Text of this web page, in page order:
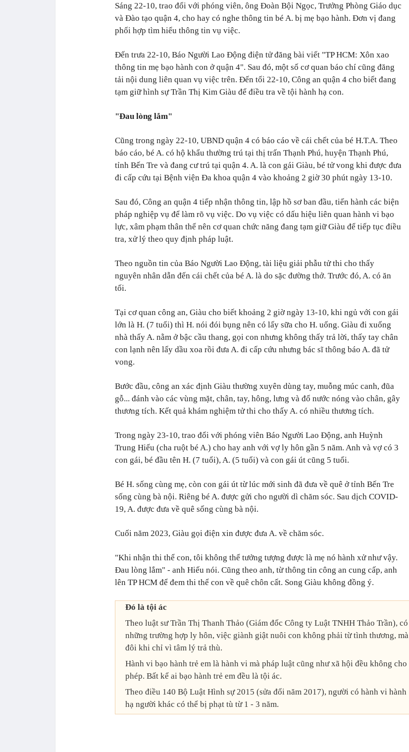
Sáng 22-10, trao đổi với phóng viên, ông Đoàn Bội Ngọc, Trưởng Phòng Giáo dục
và Đào tạo quận 4, cho hay có nghe thông tin bé A. bị mẹ bạo hành. Đơn vị đang
phối hợp tìm hiểu thông tin vụ việc.
Đến trưa 22-10, Báo Người Lao Động điện tử đăng bài viết "TP HCM: Xôn xao
thông tin mẹ bạo hành con ở quận 4". Sau đó, một số cơ quan báo chí cũng đăng
tải nội dung liên quan vụ việc trên. Đến tối 22-10, Công an quận 4 cho biết đang
tạm giữ hình sự Trần Thị Kim Giàu để điều tra về tội hành hạ con.
"Đau lòng lắm"
Cũng trong ngày 22-10, UBND quận 4 có báo cáo về cái chết của bé H.T.A. Theo
báo cáo, bé A. có hộ khẩu thường trú tại thị trấn Thạnh Phú, huyện Thạnh Phú,
tỉnh Bến Tre và đang cư trú tại quận 4. A. là con gái Giàu, bé tử vong khi được đưa
đi cấp cứu tại Bệnh viện Đa khoa quận 4 vào khoảng 2 giờ 30 phút ngày 13-10.
Sau đó, Công an quận 4 tiếp nhận thông tin, lập hồ sơ ban đầu, tiến hành các biện
pháp nghiệp vụ để làm rõ vụ việc. Do vụ việc có dấu hiệu liên quan hành vi bạo
lực, xâm phạm thân thể nên cơ quan chức năng đang tạm giữ Giàu để tiếp tục điều
tra, xử lý theo quy định pháp luật.
Theo nguồn tin của Báo Người Lao Động, tài liệu giải phẫu tử thi cho thấy
nguyên nhân dẫn đến cái chết của bé A. là do sặc đường thở. Trước đó, A. có ăn
tối.
Tại cơ quan công an, Giàu cho biết khoảng 2 giờ ngày 13-10, khi ngủ với con gái
lớn là H. (7 tuổi) thì H. nói đói bụng nên có lấy sữa cho H. uống. Giàu đi xuống
nhà thấy A. nằm ở bậc cầu thang, gọi con nhưng không thấy trả lời, thấy tay chân
con lạnh nên lấy dầu xoa rồi đưa A. đi cấp cứu nhưng bác sĩ thông báo A. đã tử
vong.
Bước đầu, công an xác định Giàu thường xuyên dùng tay, muỗng múc canh, đũa
gỗ... đánh vào các vùng mặt, chân, tay, hông, lưng và đổ nước nóng vào chân, gây
thương tích. Kết quả khám nghiệm tử thi cho thấy A. có nhiều thương tích.
Trong ngày 23-10, trao đổi với phóng viên Báo Người Lao Động, anh Huỳnh
Trung Hiếu (cha ruột bé A.) cho hay anh với vợ ly hôn gần 5 năm. Anh và vợ có 3
con gái, bé đầu tên H. (7 tuổi), A. (5 tuổi) và con gái út cũng 5 tuổi.
Bé H. sống cùng mẹ, còn con gái út từ lúc mới sinh đã đưa về quê ở tỉnh Bến Tre
sống cùng bà nội. Riêng bé A. được gửi cho người dì chăm sóc. Sau dịch COVID-
19, A. được đưa về quê sống cùng bà nội.
Cuối năm 2023, Giàu gọi điện xin được đưa A. về chăm sóc.
"Khi nhận thi thể con, tôi không thể tưởng tượng được là mẹ nó hành xử như vậy.
Đau lòng lắm" - anh Hiếu nói. Cũng theo anh, từ thông tin công an cung cấp, anh
lên TP HCM để đem thi thể con về quê chôn cất. Song Giàu không đồng ý.
Đó là tội ác
Theo luật sư Trần Thị Thanh Thảo (Giám đốc Công ty Luật TNHH Thảo Trần), có
những trường hợp ly hôn, việc giành giật nuôi con không phải từ tình thương, mà
đôi khi chỉ vì tâm lý trả thù.
Hành vi bạo hành trẻ em là hành vi mà pháp luật cũng như xã hội đều không cho
phép. Bất kể ai bạo hành trẻ em đều là tội ác.
Theo điều 140 Bộ Luật Hình sự 2015 (sửa đổi năm 2017), người có hành vi hành
hạ người khác có thể bị phạt tù từ 1 - 3 năm.